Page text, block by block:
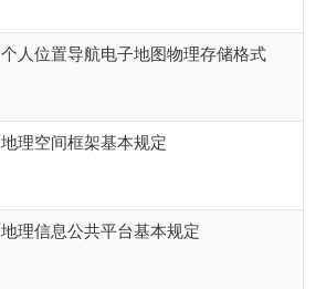
个人位置导航电子地图物理存储格式
地理空间框架基本规定
地理信息公共平台基本规定